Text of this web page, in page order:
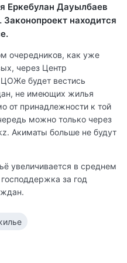
Еркебулан Дауылбаев
находится
очередников, как уже
через Центр
будет вестись
не имеющих жилья
от принадлежности к той
можно только через
Акиматы больше не будут
увеличивается в среднем
за год